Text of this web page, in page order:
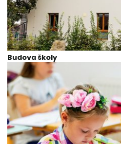
Budova školy